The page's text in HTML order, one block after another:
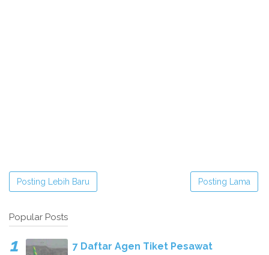
Posting Lebih Baru Posting Lama
Popular Posts
7 Daftar Agen Tiket Pesawat